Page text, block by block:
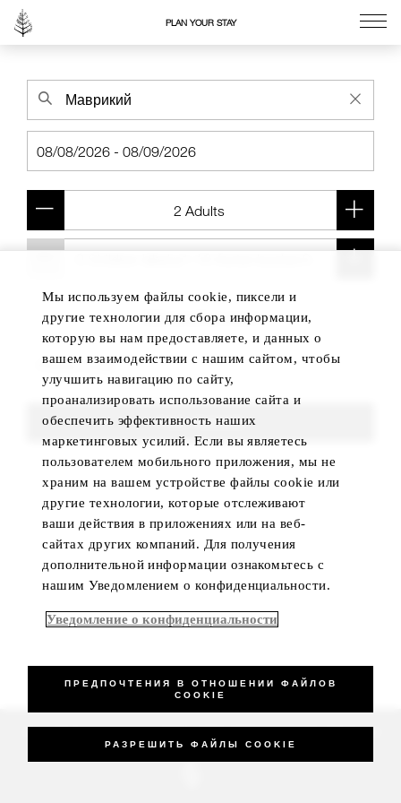
PLAN YOUR STAY
Add another room
FIND ROOMS
_Four Seasons Hotels Limited 1997-2026. All Rights Reserved.
Мы используем файлы cookie, пиксели и
другие технологии для сбора информации,
которую вы нам предоставляете, и данных о
вашем взаимодействии с нашим сайтом, чтобы
улучшить навигацию по сайту,
проанализировать использование сайта и
обеспечить эффективность наших
маркетинговых усилий. Если вы являетесь
пользователем мобильного приложения, мы не
храним на вашем устройстве файлы cookie или
другие технологии, которые отслеживают
ваши действия в приложениях или на веб-
сайтах других компаний. Для получения
дополнительной информации ознакомьтесь с
нашим Уведомлением о конфиденциальности.
Уведомление о конфиденциальности
ПРЕДПОЧТЕНИЯ В ОТНОШЕНИИ ФАЙЛОВ
COOKIE
РАЗРЕШИТЬ ФАЙЛЫ COOKIE